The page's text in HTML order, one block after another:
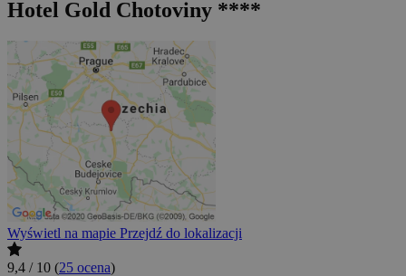
Hotel Gold Chotoviny ****
Wyświetl na mapie Przejdź do lokalizacji
9,4 / 10 (25 ocena)